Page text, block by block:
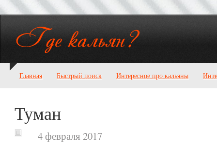
Главная Быстрый поиск Интересное про кальяны
Туман
4 февраля 2017